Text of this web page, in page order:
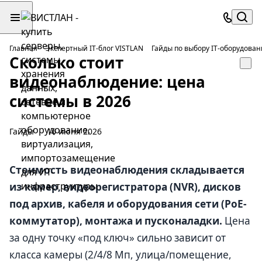
Главная Экспертный IT-блог VISTLAN Гайды по выбору IT-
Сколько стоит
видеонаблюдение: цена
системы в 2026
Гайды 16 июня 2026
Стоимость видеонаблюдения складывается
из камер, видеорегистратора (NVR), дисков
под архив, кабеля и оборудования сети (PoE-
коммутатор), монтажа и пусконаладки. Цена
за одну точку «под ключ» сильно зависит от
класса камеры (2/4/8 Мп, улица/помещение,